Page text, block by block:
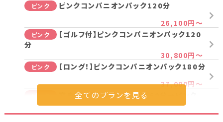
ピンク
ピンクコンパニオンパック120分
26,100円～
ピンク
【ゴルフ付】ピンクコンパニオンパック120
分
30,800円～
ピンク
【ロング！】ピンクコンパニオンパック180分
37,000円～
変身パック2時間(ノーマル60分→ピンク
60分)
25,500円～